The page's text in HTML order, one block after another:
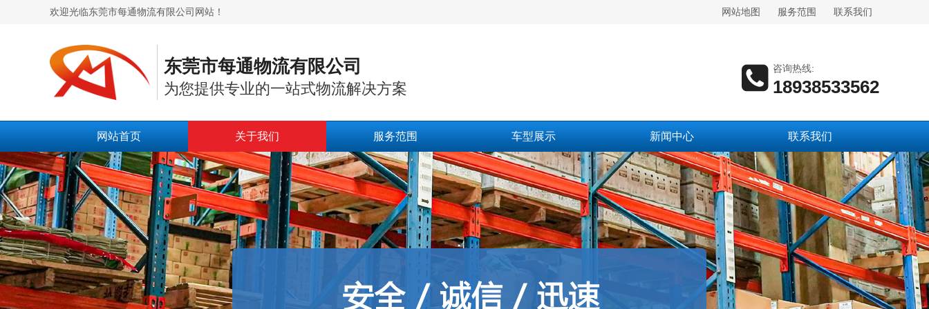
欢迎光临东莞市每通物流有限公司网站！ 网站地图 服务范围 联系我们
东莞市每通物流有限公司
为您提供专业的一站式物流解决方案
咨询热线:
18938533562
网站首页 关于我们 服务范围 车型展示 新闻中心 联系我们